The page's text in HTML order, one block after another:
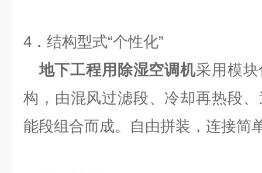
4 ．结构型式“个性化”
地下工程用除湿空调机采用模
构，由混风过滤段、冷却再热段
能段组合而成。自由拼装，连接简